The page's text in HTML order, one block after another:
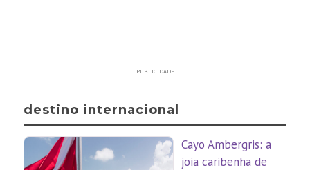
PUBLICIDADE
destino internacional
Cayo Ambergris: a
joia caribenha de